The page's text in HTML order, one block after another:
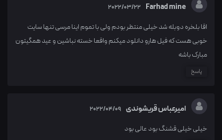
Farhad mine
2022/03/22
اقا بلخره دوبله شد خیلی منتظر بودم ولی با تموم اینا مرسی تنها سایت
خوبی هست که فیل هارو دانلود میکنم واقعا خسته نباشین و عید همگیتون
مبارک باشه
پاسخ
امیرعباس قریشوندی 2022/04/09
خیلی خیلی قشنگ بود عالی بود